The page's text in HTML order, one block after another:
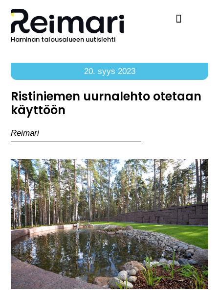
Haminan talousalueen uutislehti
20. syys 2023
Ristiniemen uurnalehto otetaan
käyttöön
Reimari